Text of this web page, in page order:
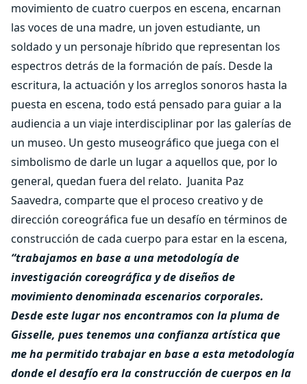
movimiento de cuatro cuerpos en escena, encarnan
las voces de una madre, un joven estudiante, un
soldado y un personaje híbrido que representan los
espectros detrás de la formación de país. Desde la
escritura, la actuación y los arreglos sonoros hasta la
puesta en escena, todo está pensado para guiar a la
audiencia a un viaje interdisciplinar por las galerías de
un museo. Un gesto museográfico que juega con el
simbolismo de darle un lugar a aquellos que, por lo
general, quedan fuera del relato. Juanita Paz
Saavedra, comparte que el proceso creativo y de
dirección coreográfica fue un desafío en términos de
construcción de cada cuerpo para estar en la escena,
“trabajamos en base a una metodología de
investigación coreográfica y de diseños de
movimiento denominada escenarios corporales.
Desde este lugar nos encontramos con la pluma de
Gisselle, pues tenemos una confianza artística que
me ha permitido trabajar en base a esta metodología
donde el desafío era la construcción de cuerpos en la